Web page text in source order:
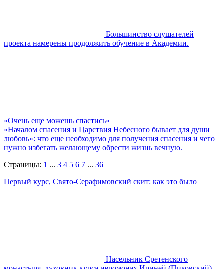
Большинство слушателей
проекта намерены продолжить обучение в Академии.
«Очень еще можешь спастись»
«Началом спасения и Царствия Небесного бывает для души
любовь»: что еще необходимо для получения спасения и чего
нужно избегать желающему обрести жизнь вечную.
Страницы: 1 ... 3 4 5 6 7 ... 36
Первый курс, Свято-Серафимовский скит: как это было
Насельник Сретенского